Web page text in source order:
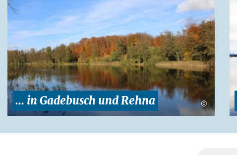
... in Gadebusch und Rehna ©